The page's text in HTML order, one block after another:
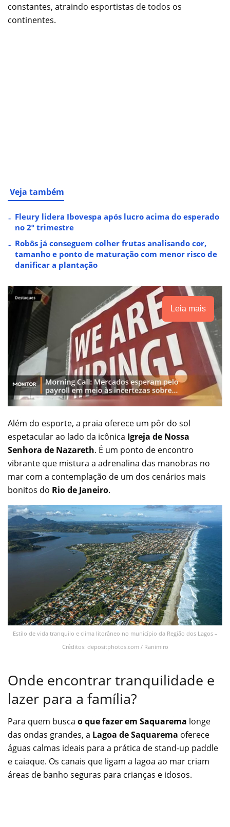
constantes, atraindo esportistas de todos os
continentes.
Veja também
Fleury lidera Ibovespa após lucro acima do esperado
no 2º trimestre
Robôs já conseguem colher frutas analisando cor,
tamanho e ponto de maturação com menor risco de
danificar a plantação
Leia mais
Além do esporte, a praia oferece um pôr do sol
espetacular ao lado da icônica Igreja de Nossa
Senhora de Nazareth. É um ponto de encontro
vibrante que mistura a adrenalina das manobras no
mar com a contemplação de um dos cenários mais
bonitos do Rio de Janeiro.
Estilo de vida tranquilo e clima litorâneo no município da Região dos Lagos –
Créditos: depositphotos.com / Ranimiro
Onde encontrar tranquilidade e
lazer para a família?
Para quem busca o que fazer em Saquarema longe
das ondas grandes, a Lagoa de Saquarema oferece
águas calmas ideais para a prática de stand-up paddle
e caiaque. Os canais que ligam a lagoa ao mar criam
áreas de banho seguras para crianças e idosos.